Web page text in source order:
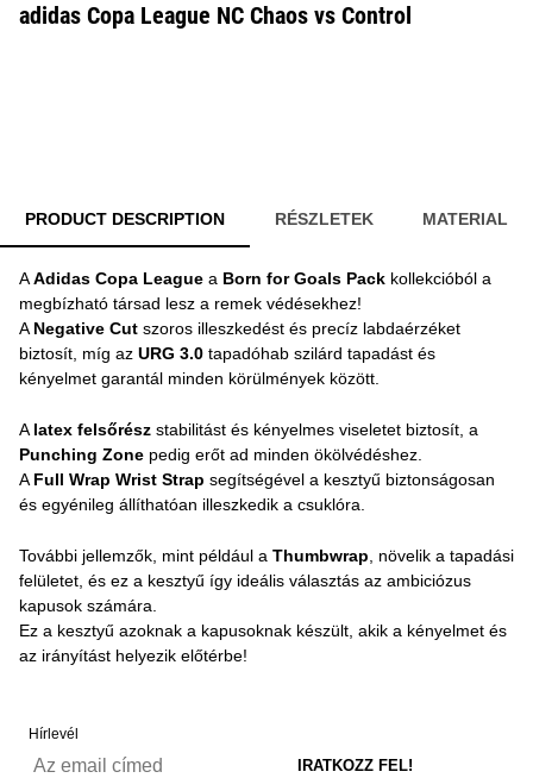
adidas Copa League NC Chaos vs Control
PRODUCT DESCRIPTION RÉSZLETEK MATERIAL
AAdidas Copa League a Born for Goals Pack kollekcióból a
megbízható társad lesz a remek védésekhez!
A Negative Cut szoros illeszkedést és precíz labdaérzéket
biztosít, míg az URG 3.0 tapadóhab szilárd tapadást és
kényelmet garantál minden körülmények között.
A latex felsőrész stabilitást és kényelmes viseletet biztosít, a
Punching Zone pedig erőt ad minden ökölvédéshez.
A Full Wrap Wrist Strap segítségével a kesztyű biztonságosan
és egyénileg állíthatóan illeszkedik a csuklóra.
További jellemzők, mint például a Thumbwrap , növelik a tapadási
felületet, és ez a kesztyű így ideális választás az ambiciózus
kapusok számára.
Ez a kesztyű azoknak a kapusoknak készült, akik a kényelmet és
az irányítást helyezik előtérbe!
Hírlevél